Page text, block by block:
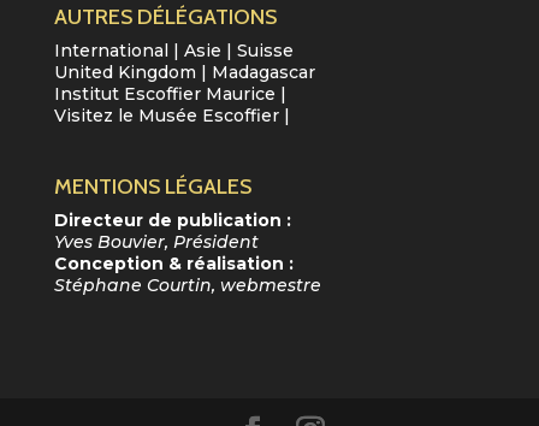
AUTRES DÉLÉGATIONS
International | Asie | Suisse
United Kingdom | Madagascar
Institut Escoffier Maurice |
Visitez le Musée Escoffier|
MENTIONS LÉGALES
Directeur de publication :
Yves Bouvier, Président
Conception & réalisation :
Stéphane Courtin, webmestre